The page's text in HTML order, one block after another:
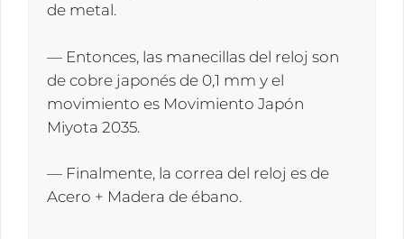
de metal.
— Entonces, las manecillas del reloj son
de cobre japonés de 0,1 mm y el
movimiento es Movimiento Japón
Miyota 2035.
— Finalmente, la correa del reloj es de
Acero + Madera de ébano.